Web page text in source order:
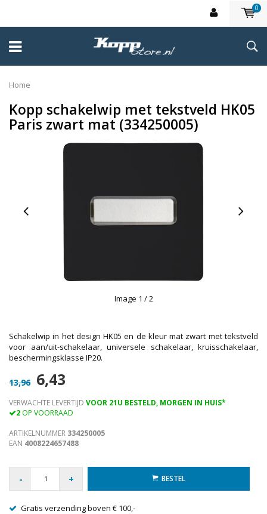
0
Home
Kopp schakelwip met tekstveld HK05
Paris zwart mat (334250005)
Image 1 / 2
Schakelwip in het design HK05 en de kleur mat zwart met tekstveld
voor aan/uit-schakelaar, universele schakelaar, kruisschakelaar,
beschermingsklasse IP20.
13,96 6,43
VERWACHTE LEVERTIJD VOOR 21U BESTELD, MORGEN IN HUIS*
2 OP VOORRAAD
ARTIKELNUMMER 334250005
EAN 4008224657488
- + BESTEL
Gratis verzending boven € 100,-